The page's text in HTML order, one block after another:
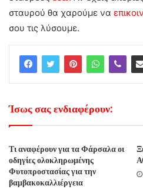
σταυρού θα χαρούμε να
σου τις λύσουμε.
Ίσως σας ενδιαφέρουν:
Τι αναφέρουν για τα Φάρσαλα οι
οδηγίες ολοκληρωμένης
Φυτοπροστασίας για την
βαμβακοκαλλιέργεια